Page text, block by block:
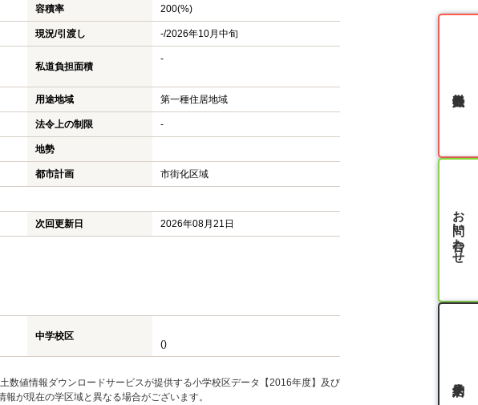
容積率 200(%)
現況/引渡し -/2026年10月中旬
私道負担面積
-
用途地域 第一種住居地域
法令上の制限 -
地勢
都市計画 市街化区域
次回更新日
2026年08月21日
中学校区
()
数値情報ダウンロードサービスが提供する小学校区データ【2016年度】及び
が現在の学区域と異なる場合がございます。
お問い合わせ